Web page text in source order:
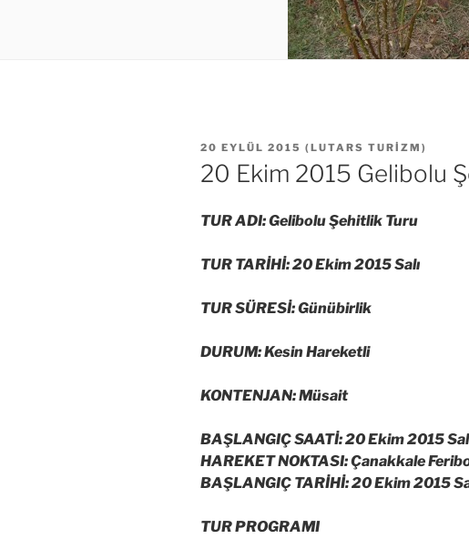
YAYIM
TARIHI
20 EYLÜL 2015 ( LUTARS TURIZM )
20 Ekim 2015 Gelibolu
TUR ADI: Gelibolu Şehitlik Turu
TUR TARİHİ: 20 Ekim 2015 Salı
TUR SÜRESİ: Günübirlik
DURUM: Kesin Hareketli
KONTENJAN: Müsait
BAŞLANGIÇ SAATİ: 20 Ekim 2015
HAREKET NOKTASI: Çanakkale
BAŞLANGIÇ TARİHİ: 20 Ekim 2015
TUR PROGRAMI